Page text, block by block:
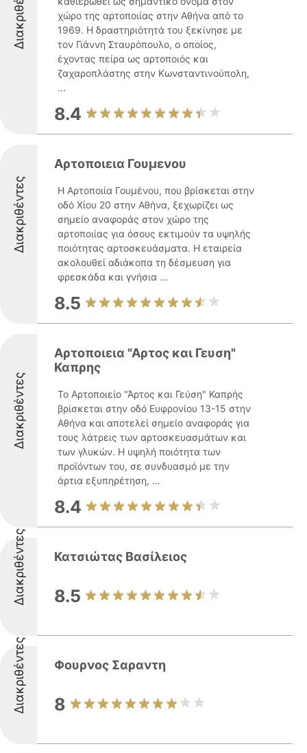
χώρο της αρτοποιίας στην Αθήνα από το
1969. Η δραστηριότητά του ξεκίνησε με
τον Γιάννη Σταυρόπουλο, ο οποίος,
έχοντας πείρα ως αρτοποιός και
ζαχαροπλάστης στην Κωνσταντινούπολη,
...
8.4
Διακριθέντες
Αρτοποιεια Γουμενου
Η Αρτοποιία Γουμένου, που βρίσκεται στην
οδό Χίου 20 στην Αθήνα, ξεχωρίζει ως
σημείο αναφοράς στον χώρο της
αρτοποιίας για όσους εκτιμούν τα υψηλής
ποιότητας αρτοσκευάσματα. Η εταιρεία
ακολουθεί αδιάκοπα τη δέσμευση για
φρεσκάδα και γνήσια ...
8.5
Διακριθέντες
Αρτοποιεια "Αρτος και Γευση"
Καπρης
Το Αρτοποιείο "Άρτος και Γεύση" Καπρής
βρίσκεται στην οδό Ευφρονίου 13-15 στην
Αθήνα και αποτελεί σημείο αναφοράς για
τους λάτρεις των αρτοσκευασμάτων και
των γλυκών. Η υψηλή ποιότητα των
προϊόντων του, σε συνδυασμό με την
άρτια εξυπηρέτηση, ...
8.4
Διακριθέντες Κατσιώτας Βασίλειος
8.5
Διακριθέντες Φουρνος Σαραντη
8